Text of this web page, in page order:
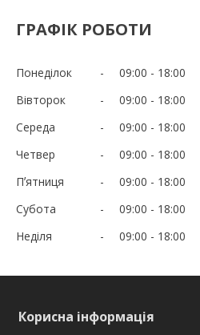
ГРАФІК РОБОТИ
Понеділок 09:00
18:00
Вівторок
09:00
18:00
Середа
09:00
18:00
Четвер
09:00
18:00
Пʼятниця
09:00
18:00
Субота
09:00
18:00
Неділя
09:00 18:00
Корисна інформація